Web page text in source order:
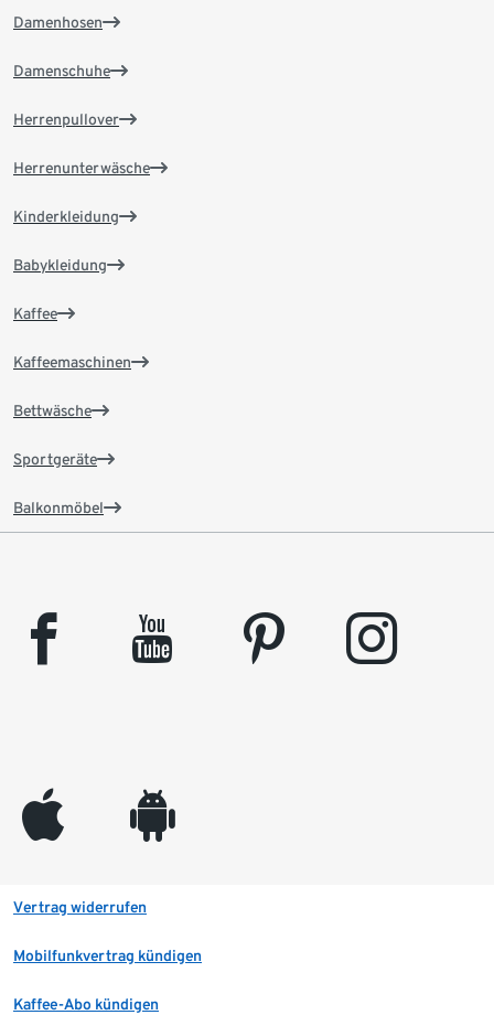
Damenhosen
Damenschuhe
Herrenpullover
Herrenunterwäsche
Kinderkleidung
Babykleidung
Kaffee
Kaffeemaschinen
Bettwäsche
Sportgeräte
Balkonmöbel
facebook youtube pinterest instagram
appleinc android
Vertrag widerrufen
Mobilfunkvertrag kündigen
Kaffee-Abo kündigen